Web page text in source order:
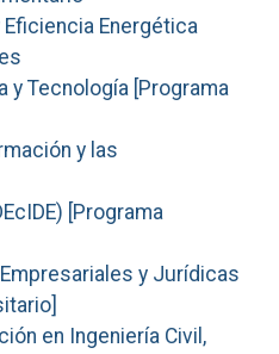
Eficiencia Energética
y Tecnología [Programa
y las
[Programa
y Jurídicas
en Ingeniería Civil,